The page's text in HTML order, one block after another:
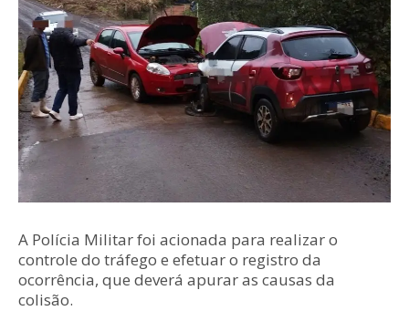
A Polícia Militar foi acionada para realizar o
controle do tráfego e efetuar o registro da
ocorrência, que deverá apurar as causas da
colisão.